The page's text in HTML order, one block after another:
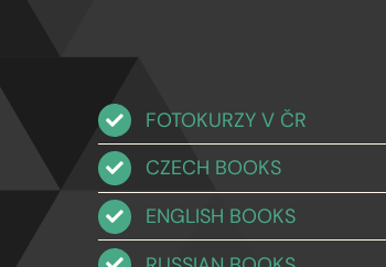
FOTOKURZY V ČR
CZECH BOOKS
ENGLISH BOOKS